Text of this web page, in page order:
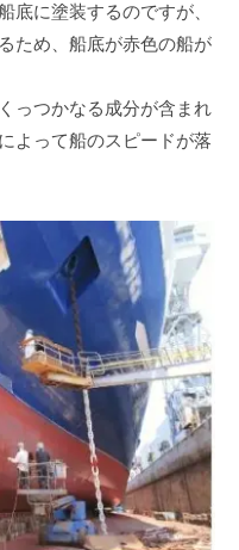
底に塗装するのですが、
ため、船底が⾚⾊の船が
っつかなる成分が含まれ
よって船のスピードが落